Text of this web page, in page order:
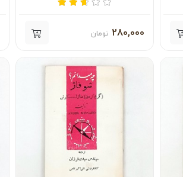
280,000 تومان